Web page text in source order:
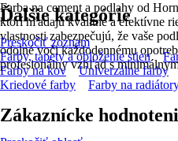
Farba na cement a podlahy od
ktorí hľadajú kvalitné a efektívne
vlastnosti zabezpečujú, že vaše
odolné voči každodennému
profesionálny vzhľad s
Ďalšie kategórie
Preskočiť zoznam
Farby, tapety a obloženie stien
Farby na kov
Univerzálne farby
Kriedové farby
Farby na
Zákaznícke